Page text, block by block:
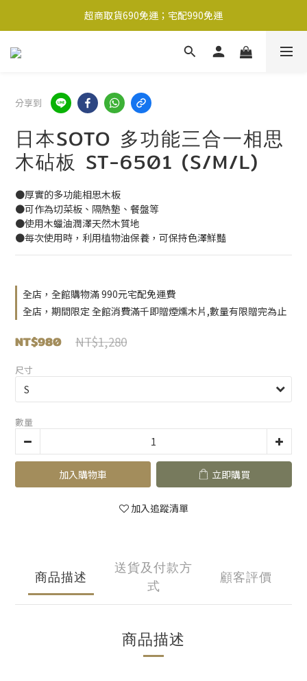
超商取貨690免運；宅配990免運
超商取貨690免運；宅配990免運
1-2工作天內出貨
分享到
日本SOTO 多功能三合一相思
木砧板 ST-6501 (S/M/L)
●厚實的多功能相思木板
●可作為切菜板、隔熱墊、餐盤等
●使用木蠟油潤澤天然木質地
●每次使用時，利用植物油保養，可保持色澤鮮豔
全店，全館購物滿 990元宅配免運費
全店，期間限定 全館消費滿千即贈煙燻木片,數量有限贈完為止
NT$1,280
NT$980
尺寸
數量
加入購物車 立即購買
加入追蹤清單
商品描述
送貨及付款方
式
顧客評價
商品描述